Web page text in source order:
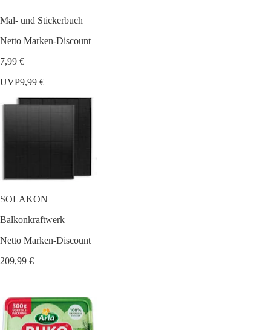
Mal- und Stickerbuch
Netto Marken-Discount
7,99 €
UVP9,99 €
SOLAKON
Balkonkraftwerk
Netto Marken-Discount
209,99 €